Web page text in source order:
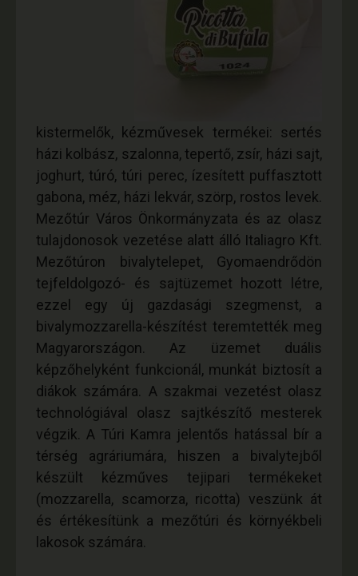
kistermelők, kézművesek termékei: sertés
házi kolbász, szalonna, tepertő, zsír, házi sajt,
joghurt, túró, túri perec, ízesített puffasztott
gabona, méz, házi lekvár, szörp, rostos levek.
Mezőtúr Város Önkormányzata és az olasz
tulajdonosok vezetése alatt álló Italiagro Kft.
Mezőtúron bivalytelepet, Gyomaendrődön
tejfeldolgozó- és sajtüzemet hozott létre,
ezzel egy új gazdasági szegmenst, a
bivalymozzarella-készítést teremtették meg
Magyarországon. Az üzemet duális
képzőhelyként funkcionál, munkát biztosít a
diákok számára. A szakmai vezetést olasz
technológiával olasz sajtkészítő mesterek
végzik. A Túri Kamra jelentős hatással bír a
térség agráriumára, hiszen a bivalytejből
készült kézműves tejipari termékeket
(mozzarella, scamorza, ricotta) veszünk át
és értékesítünk a mezőtúri és környékbeli
lakosok számára.